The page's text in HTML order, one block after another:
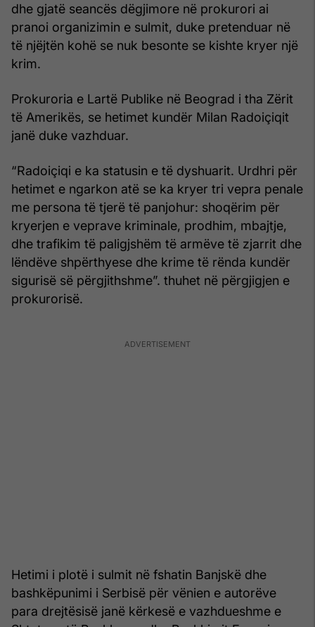
dhe gjatë seancës dëgjimore në prokurori ai
pranoi organizimin e sulmit, duke pretenduar në
të njëjtën kohë se nuk besonte se kishte kryer një
krim.
Prokuroria e Lartë Publike në Beograd i tha Zërit
të Amerikës, se hetimet kundër Milan Radoiçiqit
janë duke vazhduar.
“Radoiçiqi e ka statusin e të dyshuarit. Urdhri për
hetimet e ngarkon atë se ka kryer tri vepra penale
me persona të tjerë të panjohur: shoqërim për
kryerjen e veprave kriminale, prodhim, mbajtje,
dhe trafikim të paligjshëm të armëve të zjarrit dhe
lëndëve shpërthyese dhe krime të rënda kundër
sigurisë së përgjithshme”. thuhet në përgjigjen e
prokurorisë.
Hetimi i plotë i sulmit në fshatin Banjskë dhe
bashkëpunimi i Serbisë për vënien e autorëve
para drejtësisë janë kërkesë e vazhdueshme e